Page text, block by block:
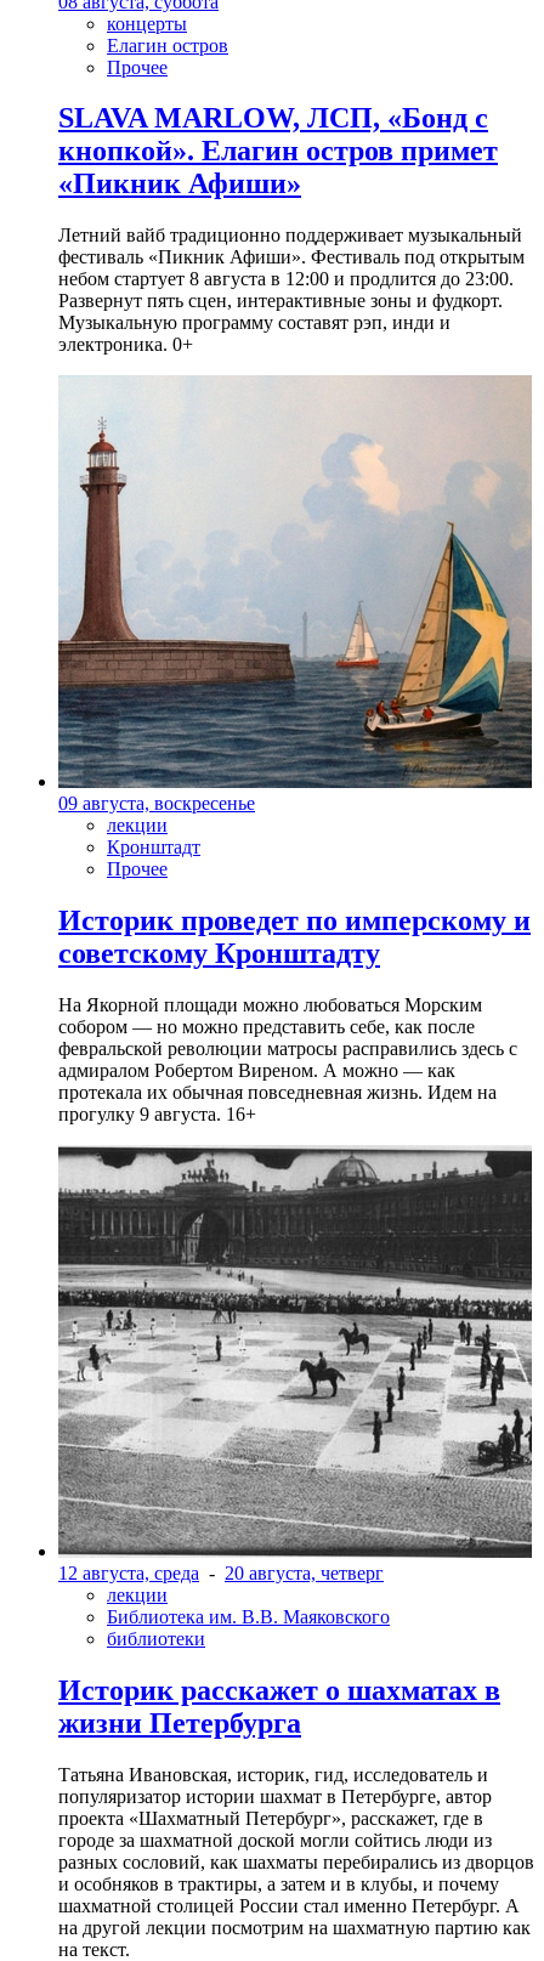
концерты
Елагин остров
Прочее
SLAVA MARLOW, ЛСП, «Бонд с
кнопкой». Елагин остров примет
«Пикник Афиши»
Летний вайб традиционно поддерживает музыкальный
фестиваль «Пикник Афиши». Фестиваль под открытым
небом стартует 8 августа в 12:00 и продлится до 23:00.
Развернут пять сцен, интерактивные зоны и фудкорт.
Музыкальную программу составят рэп, инди и
электроника. 0+
09 августа, воскресенье
лекции
Кронштадт
Прочее
Историк проведет по имперскому и
советскому Кронштадту
На Якорной площади можно любоваться Морским
собором — но можно представить себе, как после
февральской революции матросы расправились здесь с
адмиралом Робертом Виреном. А можно — как
протекала их обычная повседневная жизнь. Идем на
прогулку 9 августа. 16+
12 августа, среда - 20 августа, четверг
лекции
Библиотека им. В.В. Маяковского
библиотеки
Историк расскажет о шахматах в
жизни Петербурга
Татьяна Ивановская, историк, гид, исследователь и
популяризатор истории шахмат в Петербурге, автор
проекта «Шахматный Петербург», расскажет, где в
городе за шахматной доской могли сойтись люди из
разных сословий, как шахматы перебирались из дворцов
и особняков в трактиры, а затем и в клубы, и почему
шахматной столицей России стал именно Петербург. А
на другой лекции посмотрим на шахматную партию как
на текст.